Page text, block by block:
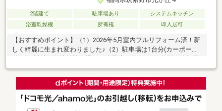
2階建て 駐車場あり
システムキッチン
浴室乾燥機
所有権 即入居可
【おすすめポイント】（1）2026年5月室内フルリフォーム済！新
しく綺麗に生まれ変わりました♪（2）駐車場は1台分(カーポート
6ｍで広々！（4）西鉄天神大牟田線「津古」駅徒歩11分で通勤通
学に便利！（5）小学校徒歩12分で子育て安心！（6）落ち着いた
暮らしが叶う閑静な住宅街♪（7）「サニー」徒歩3分で買い物便
利！（8）119.03ｍ2の広々5LDK！全居室6帖以上で各部屋広々！